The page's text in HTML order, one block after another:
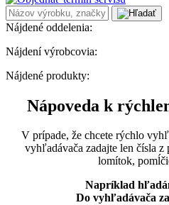
Nájdené oddelenia:
Nájdení výrobcovia:
Nájdené produkty:
Nápoveda k
V prípade, že chcete rýchlo
vyhľadávača zadajte len čísla z
lomítok,
Napríklad
Do vyhľadávača